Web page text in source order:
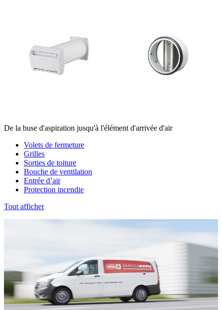
De la buse d'aspiration jusqu'à l'élément d'arrivée d'air
Volets de fermeture
Grilles
Sorties de toiture
Bouche de ventilation
Entrée d’air
Protection incendie
Tout afficher